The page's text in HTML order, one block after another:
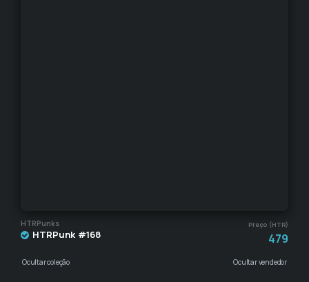
HTRPunks Preço (HTR)
HTRPunk #168 479
Ocultar coleção Ocultar vendedor